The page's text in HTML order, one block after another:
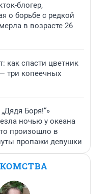
блогер,
о борьбе с редкой
в возрасте 26
как спасти цветник
три копеечных
Боря!“»
ночью у океана
произошло в
пропажи девушки